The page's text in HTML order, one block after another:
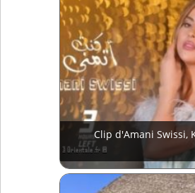
Clip d'Amani Swissi,